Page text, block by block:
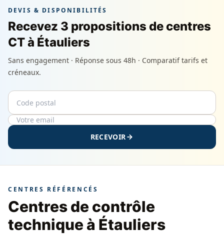
DEVIS & DISPONIBILITÉS
Recevez 3 propositions de centres
CT à Étauliers
Sans engagement · Réponse sous 48h · Comparatif tarifs et
créneaux.
Code postal
Email
RECEVOIR
CENTRES RÉFÉRENCÉS
Centres de contrôle
technique à Étauliers